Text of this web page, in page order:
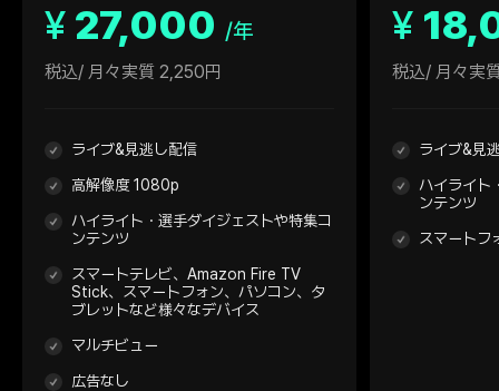
¥ 27,000 /年
税込/ 月々実質 2,250円
ライブ&見逃し配信
高解像度 1080p
ハイライト・選手ダイジェストや特集コ
ンテンツ
スマートテレビ、Amazon Fire TV
Stick、スマートフォン、パソコン、タ
ブレットなど様々なデバイス
マルチビュー
広告なし
¥
税込/ 月々実
ライブ&見
ハイライト
ンテンツ
スマートフ